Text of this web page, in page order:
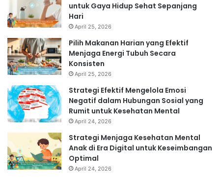
untuk Gaya Hidup Sehat Sepanjang
Hari
April 25, 2026
Pilih Makanan Harian yang Efektif
Menjaga Energi Tubuh Secara
Konsisten
April 25, 2026
Strategi Efektif Mengelola Emosi
Negatif dalam Hubungan Sosial yang
Rumit untuk Kesehatan Mental
April 24, 2026
Strategi Menjaga Kesehatan Mental
Anak di Era Digital untuk Keseimbangan
Optimal
April 24, 2026